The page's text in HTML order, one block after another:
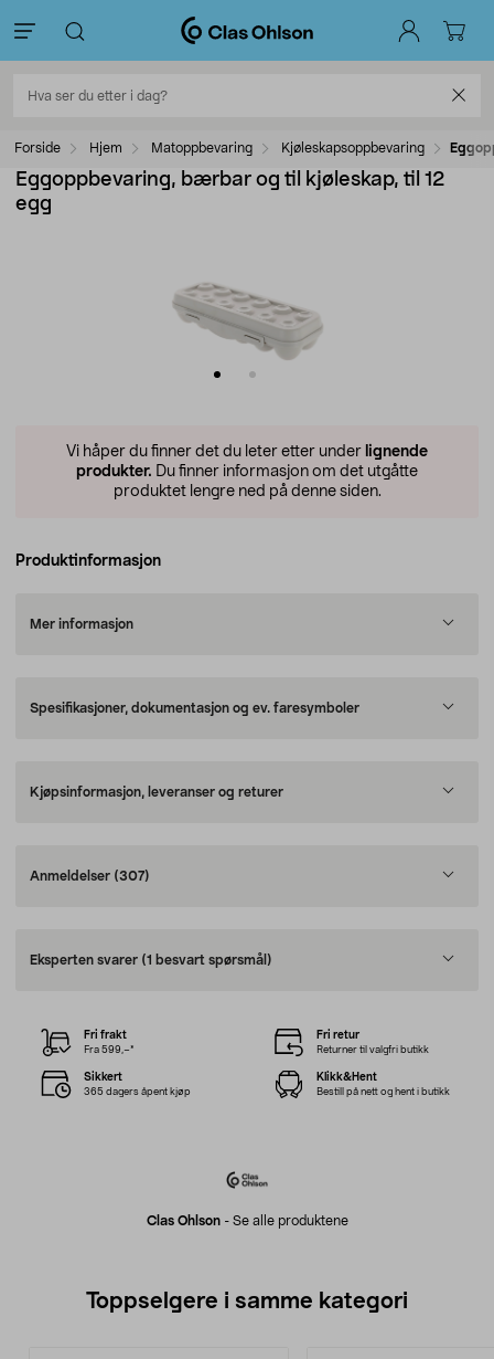
Forside Hjem Matoppbevaring Kjøleskapsoppbevaring
Eggoppbevaring, bærbar og til kjøleskap, til 12
egg
Vi håper du finner det du leter etter under lignende
produkter. Du finner informasjon om det utgåtte
produktet lengre ned på denne siden.
Produktinformasjon
Mer informasjon
Spesifikasjoner, dokumentasjon og ev. faresymboler
Kjøpsinformasjon, leveranser og returer
Anmeldelser (307)
Eksperten svarer (1 besvart spørsmål)
Clas Ohlson- Se alle produktene
Fri frakt
Fra 599,–*
Fri retur
Returner til valgfri butikk
Sikkert
365 dagers åpent kjøp
Klikk&Hent
Bestill på nett og hent i butikk
Toppselgere i samme kategori